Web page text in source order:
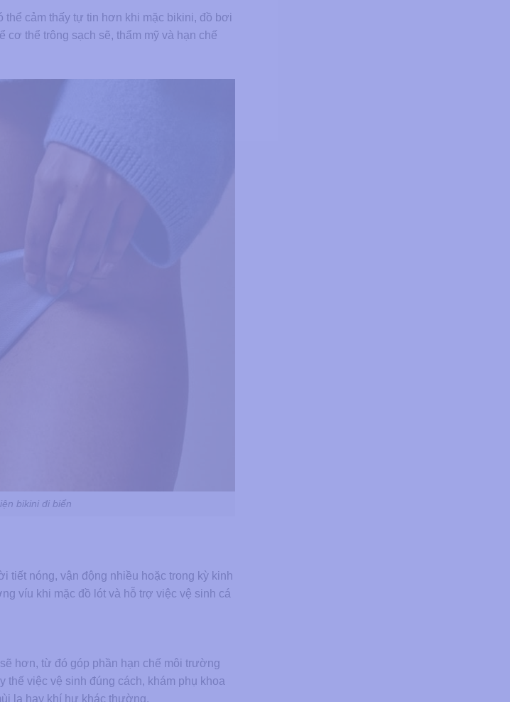
cảm thấy tự tin hơn khi mặc bikini, đồ bơi
cơ thể trông sạch sẽ, thẩm mỹ và hạn chế
bikini đi biển
tiết nóng, vận động nhiều hoặc trong kỳ kinh
víu khi mặc đồ lót và hỗ trợ việc vệ sinh cá
hơn, từ đó góp phần hạn chế môi trường
việc vệ sinh đúng cách, khám phụ khoa
lạ hay khí hư khác thường.